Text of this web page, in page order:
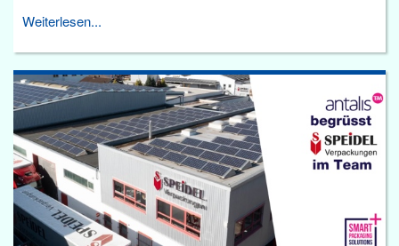
Weiterlesen...